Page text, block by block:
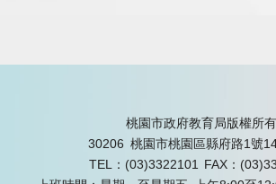
桃園市政府教育局版權所有
30206 桃園市桃園區縣府路1號
TEL：(03)3322101
FAX：